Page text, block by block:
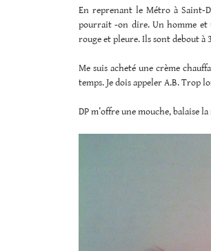
En reprenant le Métro à Saint-
pourrait -on dire. Un homme et
rouge et pleure. Ils sont debout à
Me suis acheté une crème
temps. Je dois appeler A.B. Trop
DP m’offre une mouche, balaise